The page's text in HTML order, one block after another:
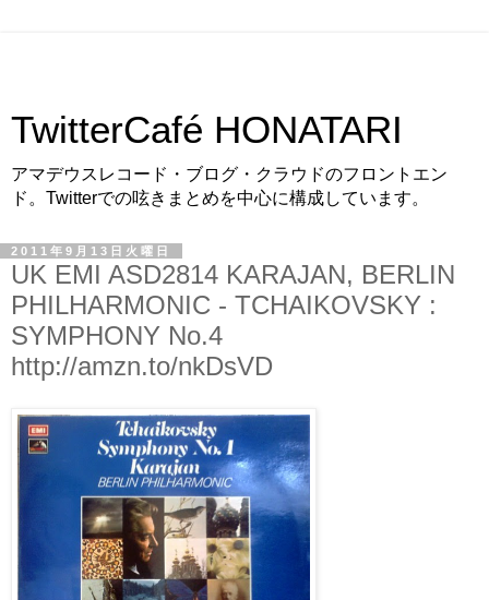
TwitterCafé HONATARI
アマデウスレコード・ブログ・クラウドのフロントエン
ド。Twitterでの呟きまとめを中心に構成しています。
2011年9月13日火曜日
UK EMI ASD2814 KARAJAN, BERLIN
PHILHARMONIC - TCHAIKOVSKY :
SYMPHONY No.4
http://amzn.to/nkDsVD